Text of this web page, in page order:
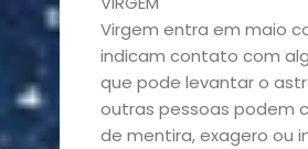
Virgem entra em maio
indicam contato com
que pode levantar o
outras pessoas podem
de mentira, exagero ou